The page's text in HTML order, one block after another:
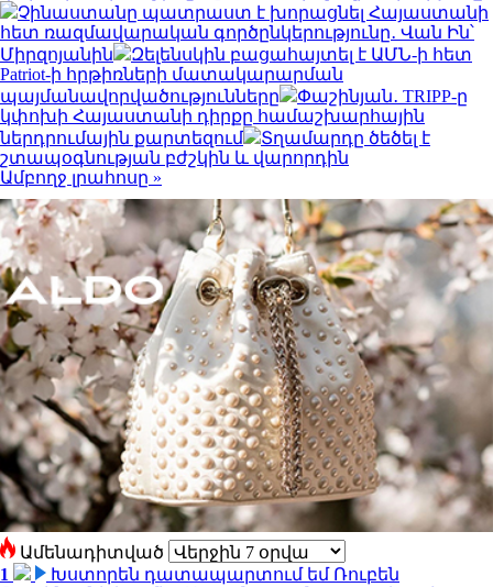
Չինաստանը պատրաստ է խորացնել Հայաստանի
հետ ռազմավարական գործընկերությունը․ Վան Ին՝
Միրզոյանին
Զելենսկին բացահայտել է ԱՄՆ-ի հետ
Patriot-ի հրթիռների մատակարարման
պայմանավորվածությունները
Փաշինյան․ TRIPP-ը
կփոխի Հայաստանի դիրքը համաշխարհային
ներդրումային քարտեզում
Տղամարդը ծեծել է
շտապօգնության բժշկին և վարորդին
Ամբողջ լրահոսը »
Ամենադիտված
1
Խստորեն դատապարտում եմ Ռուբեն